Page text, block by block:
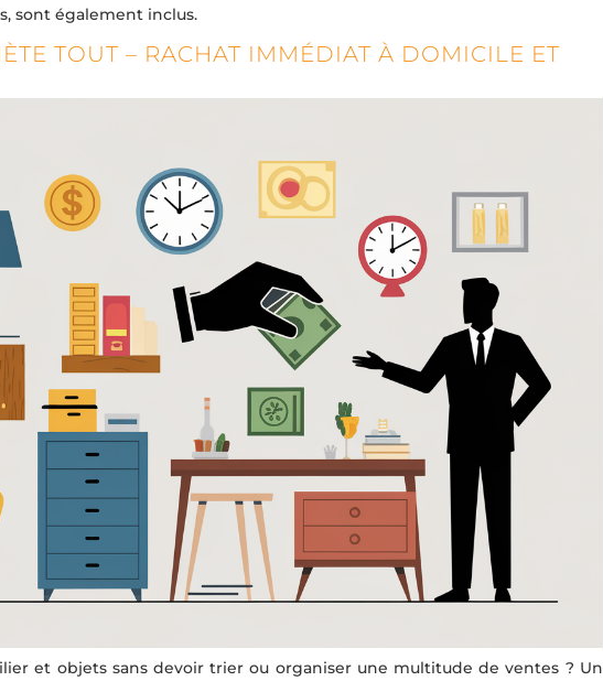
sont également inclus.
TOUT – RACHAT IMMÉDIAT À DOMICILE ET
et objets sans devoir trier ou organiser une multitude de ventes ? Un